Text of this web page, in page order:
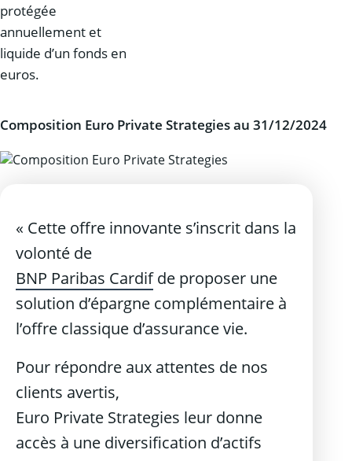
protégée
annuellement et
liquide d’un fonds en
euros.
Composition Euro Private Strategies au 31/12/2024
« Cette offre innovante s’inscrit dans la
volonté de
BNP Paribas Cardifde proposer une
solution d’épargne complémentaire à
l’offre classique d’assurance vie.
Pour répondre aux attentes de nos
clients avertis,
Euro Private Strategies leur donne
accès à une diversification d’actifs